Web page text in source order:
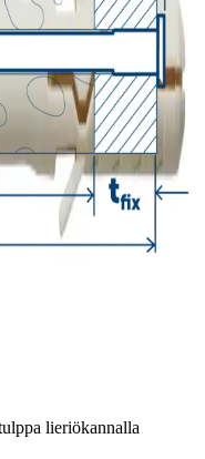
lieriökannalla